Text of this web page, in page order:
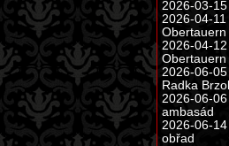
2026-03-
2026-04-
Obertauern
2026-04-
Obertauern
2026-06-
Radka
2026-06-
ambasád
2026-06-
obřad